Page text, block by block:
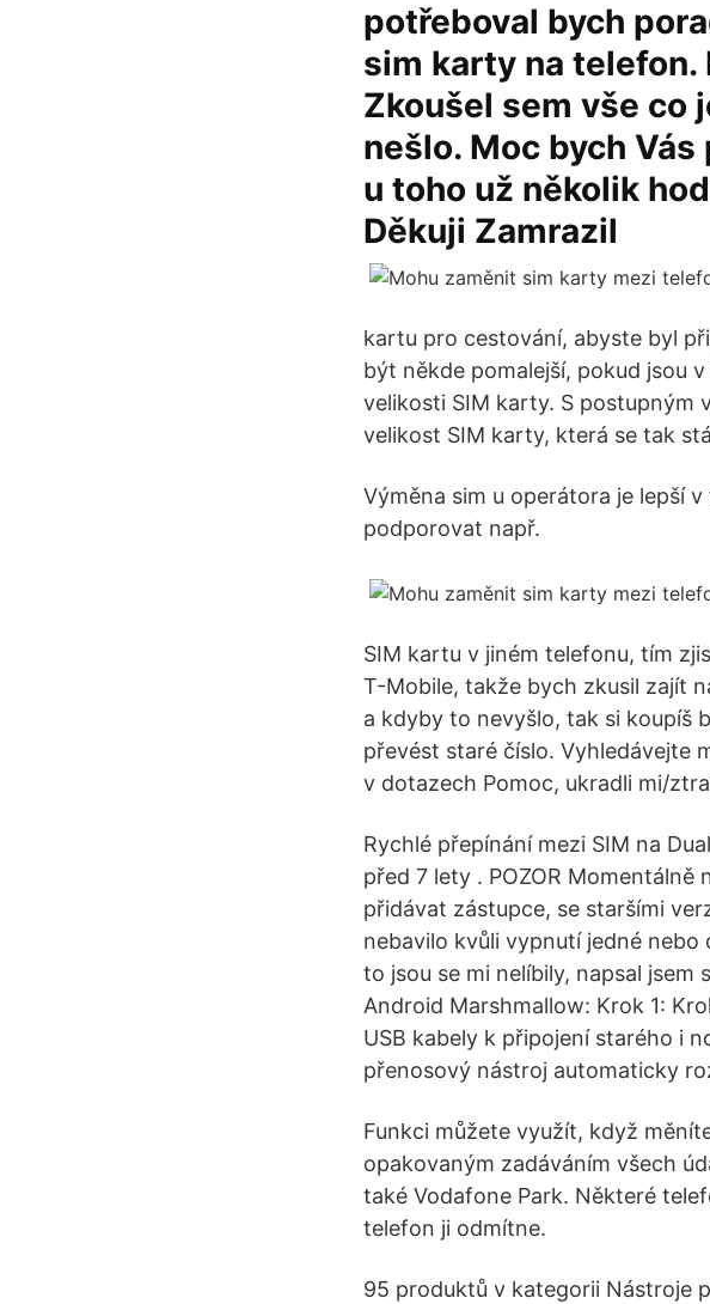
potřeboval bych
sim karty na
Zkoušel sem vše co
nešlo. Moc bych
u toho už několik
Děkuji Zamrazil
kartu pro cestování, abyste byl
být někde pomalejší, pokud jsou
velikosti SIM karty. S postupným
velikost SIM karty, která se tak
Výměna sim u operátora je lepší
podporovat např.
SIM kartu v jiném telefonu, tím
T-Mobile, takže bych zkusil zajít
a kdyby to nevyšlo, tak si koupíš
převést staré číslo. Vyhledávejte
v dotazech Pomoc, ukradli mi/
Rychlé přepínání mezi SIM na
před 7 lety . POZOR Momentálně
přidávat zástupce, se staršími
nebavilo kvůli vypnutí jedné nebo
to jsou se mi nelíbily, napsal
Android Marshmallow: Krok 1:
USB kabely k připojení starého i
přenosový nástroj automaticky
Funkci můžete využít, když
opakovaným zadáváním všech
také Vodafone Park. Některé
telefon ji odmítne.
95 produktů v kategorii Nástroje